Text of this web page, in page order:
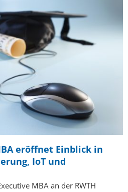
eröffnet Einblick in
IoT und
MBA an der RWTH